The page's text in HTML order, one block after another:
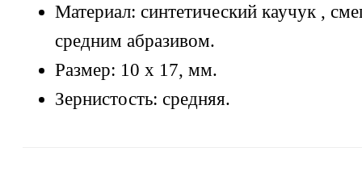
Материал: синтетический каучук ,
средним абразивом.
Размер: 10 х 17, мм.
Зернистость: средняя.